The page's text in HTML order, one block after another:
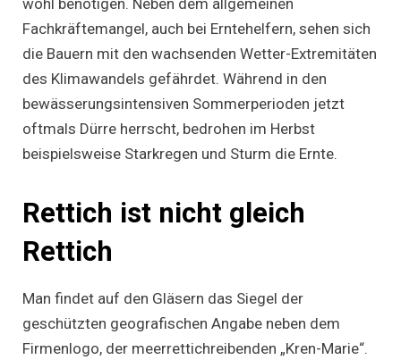
Fachkräftemangel, auch bei Erntehelfern, sehen sich
die Bauern mit den wachsenden Wetter-Extremitäten
des Klimawandels gefährdet. Während in den
bewässerungsintensiven Sommerperioden jetzt
oftmals Dürre herrscht, bedrohen im Herbst
beispielsweise Starkregen und Sturm die Ernte.
Rettich ist nicht gleich
Rettich
Man findet auf den Gläsern das Siegel der
geschützten geografischen Angabe neben dem
Firmenlogo, der meerrettichreibenden „Kren-Marie“.